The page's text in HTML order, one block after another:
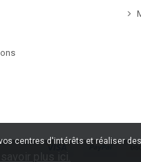
centres d'intérêts et réaliser